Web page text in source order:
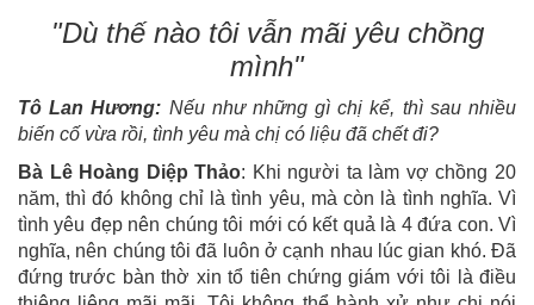
"Dù thế nào tôi vẫn mãi yêu chồng
mình"
Tô Lan Hương: Nếu như những gì chị kể, thì sau nhiều
biến cố vừa rồi, tình yêu mà chị có liệu đã chết đi?
Bà Lê Hoàng Diệp Thảo: Khi người ta làm vợ chồng 20
năm, thì đó không chỉ là tình yêu, mà còn là tình nghĩa. Vì
tình yêu đẹp nên chúng tôi mới có kết quả là 4 đứa con. Vì
nghĩa, nên chúng tôi đã luôn ở cạnh nhau lúc gian khó. Đã
đứng trước bàn thờ xin tổ tiên chứng giám với tôi là điều